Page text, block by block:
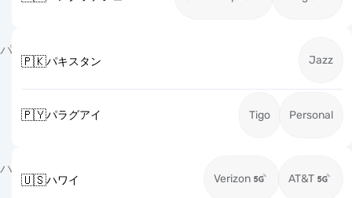
パ
🇵🇰パキスタン Jazz
🇵🇾パラグアイ Tigo Personal
ハ
🇺🇸ハワイ Verizon AT&T